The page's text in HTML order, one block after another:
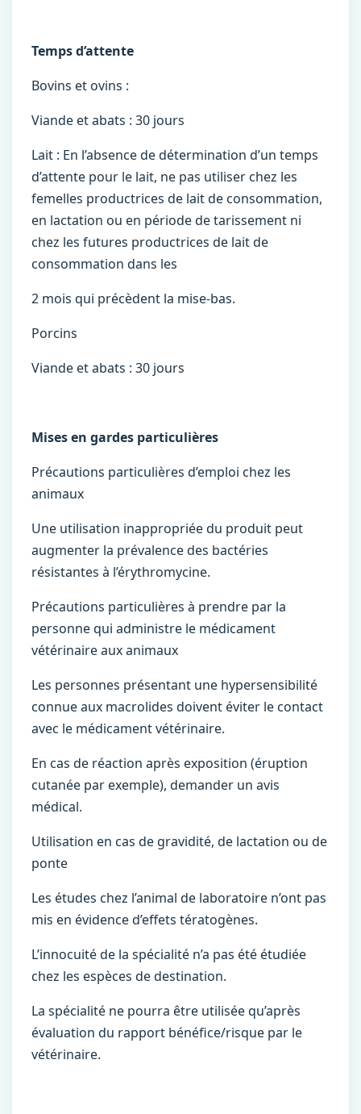
Temps d’attente
Bovins et ovins :
Viande et abats : 30 jours
Lait : En l’absence de détermination d’un temps
d’attente pour le lait, ne pas utiliser chez les
femelles productrices de lait de consommation,
en lactation ou en période de tarissement ni
chez les futures productrices de lait de
consommation dans les
2 mois qui précèdent la mise-bas.
Porcins
Viande et abats : 30 jours
Mises en gardes particulières
Précautions particulières d’emploi chez les
animaux
Une utilisation inappropriée du produit peut
augmenter la prévalence des bactéries
résistantes à l’érythromycine.
Précautions particulières à prendre par la
personne qui administre le médicament
vétérinaire aux animaux
Les personnes présentant une hypersensibilité
connue aux macrolides doivent éviter le contact
avec le médicament vétérinaire.
En cas de réaction après exposition (éruption
cutanée par exemple), demander un avis
médical.
Utilisation en cas de gravidité, de lactation ou de
ponte
Les études chez l’animal de laboratoire n’ont pas
mis en évidence d’effets tératogènes.
L’innocuité de la spécialité n’a pas été étudiée
chez les espèces de destination.
La spécialité ne pourra être utilisée qu’après
évaluation du rapport bénéfice/risque par le
vétérinaire.